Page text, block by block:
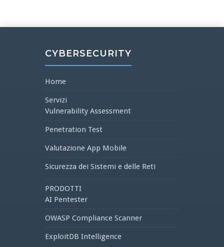
CYBERSECURITY
Home
Servizi
Vulnerability Assessment
Penetration Test
Valutazione App Mobile
Sicurezza dei Sistemi e delle Reti
PRODOTTI
AI Pentester
OWASP Compliance Scanner
ExploitDB Intelligence